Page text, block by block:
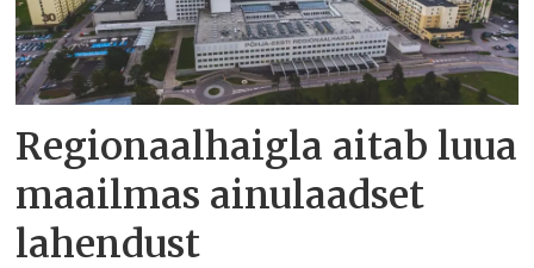
Regionaalhaigla aitab luua
maailmas ainulaadset
lahendust